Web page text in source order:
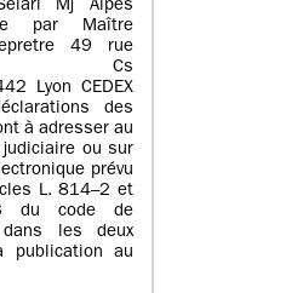
Mj Alpes
par Maître
49 rue
Cs
Lyon CEDEX
des
à adresser au
judiciaire ou sur
prévu
L. 814–2 et
du code de
dans les deux
publication au